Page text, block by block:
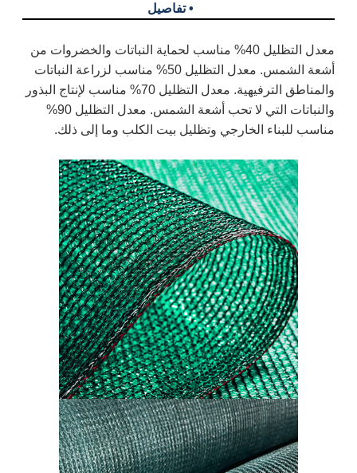
• تفاصيل
معدل التظليل 40% مناسب لحماية النباتات والخضروات من
أشعة الشمس. معدل التظليل 50% مناسب لزراعة النباتات
والمناطق الترفيهية. معدل التظليل 70% مناسب لإنتاج البذور
والنباتات التي لا تحب أشعة الشمس. معدل التظليل 90%
مناسب للبناء الخارجي وتظليل بيت الكلب وما إلى ذلك.